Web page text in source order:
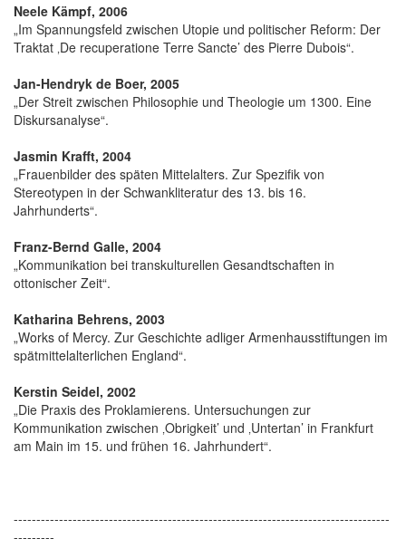
Neele Kämpf, 2006
„Im Spannungsfeld zwischen Utopie und politischer Reform: Der
Traktat ‚De recuperatione Terre Sancte’ des Pierre Dubois“.
Jan-Hendryk de Boer, 2005
„Der Streit zwischen Philosophie und Theologie um 1300. Eine
Diskursanalyse“.
Jasmin Krafft, 2004
„Frauenbilder des späten Mittelalters. Zur Spezifik von
Stereotypen in der Schwankliteratur des 13. bis 16.
Jahrhunderts“.
Franz-Bernd Galle, 2004
„Kommunikation bei transkulturellen Gesandtschaften in
ottonischer Zeit“.
Katharina Behrens, 2003
„Works of Mercy. Zur Geschichte adliger Armenhausstiftungen im
spätmittelalterlichen England“.
Kerstin Seidel, 2002
„Die Praxis des Proklamierens. Untersuchungen zur
Kommunikation zwischen ‚Obrigkeit’ und ‚Untertan’ in Frankfurt
am Main im 15. und frühen 16. Jahrhundert“.
-----------------------------------------------------------------------------------
---------